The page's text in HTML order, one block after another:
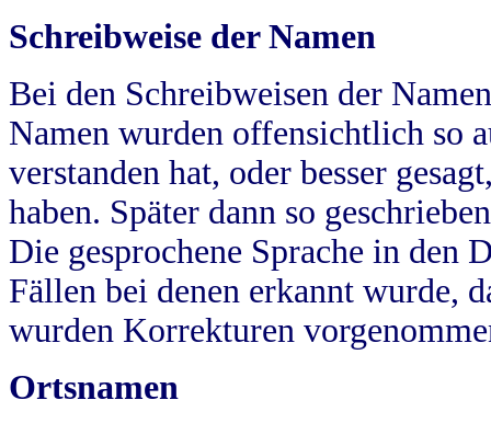
Schreibweise der Namen
Bei den Schreibweisen der
Namen wurden offensichtlich so
verstanden hat, oder besser
haben. Später dann so
Die gesprochene Sprache in
Fällen bei denen erkannt wurde,
wurden Korrekturen
Ortsnamen